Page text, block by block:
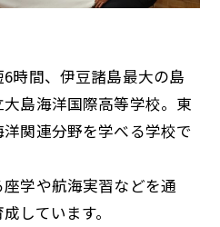
時間、伊豆諸島最大の島
大島海洋国際高等学校。東
関連分野を学べる学校で
学や航海実習などを通
しています。